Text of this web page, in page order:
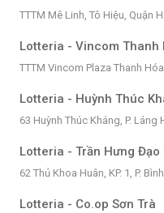
TTTM Mê Linh, Tô Hiệu, Quận
Lotteria - Vincom Thanh
TTTM Vincom Plaza Thanh
Lotteria - Huỳnh Thúc
63 Huỳnh Thúc Kháng, P.
Lotteria - Trần Hưng Đạo
62 Thủ Khoa Huân, KP. 1, P.
Lotteria - Co.op Sơn Trà